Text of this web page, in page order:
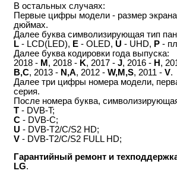
В остальных случаях:
Первые цифры модели - размер экрана
дюймах.
Далее буква символизирующая тип
L- LCD(LED), E- OLED, U - UHD, P-
Далее буква кодировки года выпуска:
2018 - M, 2018 - K, 2017 - J, 2016 - H,
B,C, 2013 - N,A, 2012 - W,M,S, 2011 - V.
Далее три цифры номера модели,
серия.
После номера буква,
T- DVB-T;
C- DVB-C;
U - DVB-T2/C/S2 HD;
V- DVB-T2/C/S2 FULL HD;
Гарантийный ремонт и
LG.